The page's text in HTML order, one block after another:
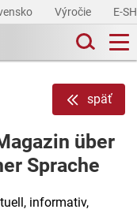
Výročie E-
späť
über
Sprache
informativ,